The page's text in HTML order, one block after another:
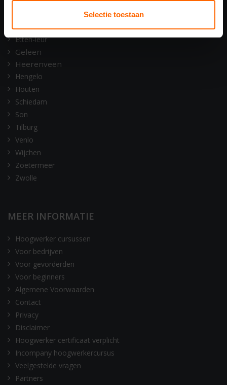
Selectie toestaan
Deventer
Emmen
Etten-leur
Geleen
Heerenveen
Hengelo
Houten
Schiedam
Son
Tilburg
Venlo
Wijchen
Zoetermeer
Zwolle
MEER INFORMATIE
Hoogwerker cursussen
Voor bedrijven
Voor gevorderden
Voor beginners
Algemene Voorwaarden
Contact
Privacy
Disclaimer
Hoogwerker certificaat verplicht
Incompany hoogwerkercursus
Veelgestelde vragen
Partners